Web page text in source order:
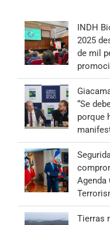
INDH
2025
de mil
“Se
porque
Agenda
Tierras